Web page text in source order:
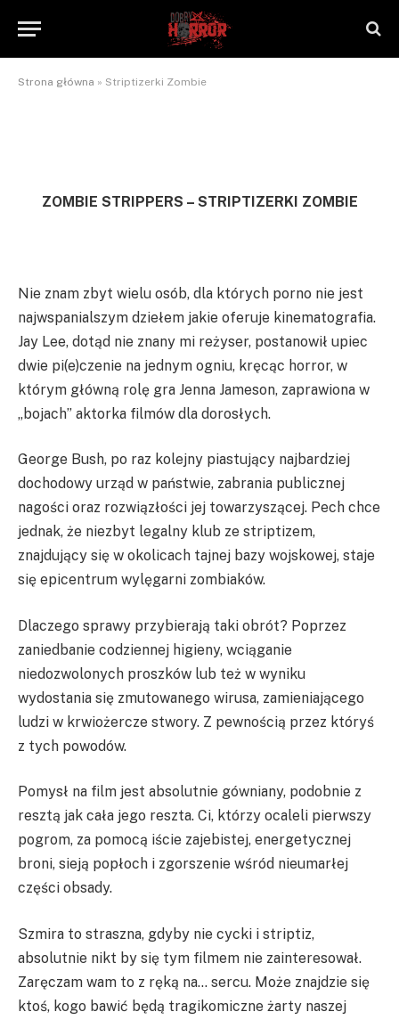
Strona główna » Striptizerki Zombie
NaTrzeźwoNieWarto
2012-09-10
ZOMBIE STRIPPERS – STRIPTIZERKI ZOMBIE
Nie znam zbyt wielu osób, dla których porno nie jest
najwspanialszym dziełem jakie oferuje kinematografia.
Jay Lee, dotąd nie znany mi reżyser, postanowił upiec
dwie pi(e)czenie na jednym ogniu, kręcąc horror, w
którym główną rolę gra Jenna Jameson, zaprawiona w
„bojach” aktorka filmów dla dorosłych.
George Bush, po raz kolejny piastujący najbardziej
dochodowy urząd w państwie, zabrania publicznej
nagości oraz rozwiązłości jej towarzyszącej. Pech chce
jednak, że niezbyt legalny klub ze striptizem,
znajdujący się w okolicach tajnej bazy wojskowej, staje
się epicentrum wylęgarni zombiaków.
Dlaczego sprawy przybierają taki obrót? Poprzez
zaniedbanie codziennej higieny, wciąganie
niedozwolonych proszków lub też w wyniku
wydostania się zmutowanego wirusa, zamieniającego
ludzi w krwiożercze stwory. Z pewnością przez któryś
z tych powodów.
Pomysł na film jest absolutnie gówniany, podobnie z
resztą jak cała jego reszta. Ci, którzy ocaleli pierwszy
pogrom, za pomocą iście zajebistej, energetycznej
broni, sieją popłoch i zgorszenie wśród nieumarłej
części obsady.
Szmira to straszna, gdyby nie cycki i striptiz,
absolutnie nikt by się tym filmem nie zainteresował.
Zaręczam wam to z ręką na… sercu. Może znajdzie się
ktoś, kogo bawić będą tragikomiczne żarty naszej